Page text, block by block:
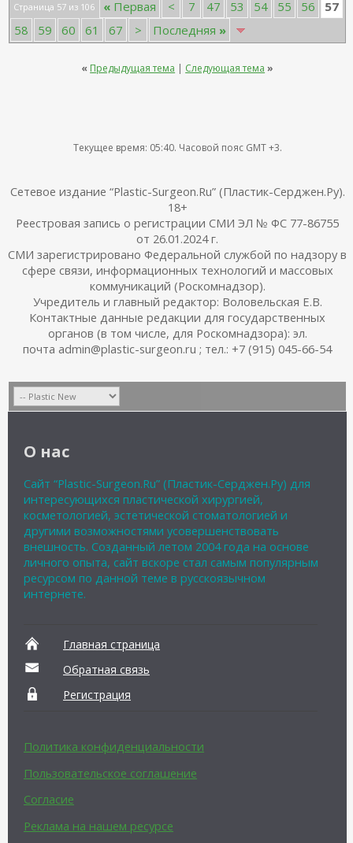
Страница 57 из 106 « Первая < 7 47 53 54 55 56
57
58
59 60 61 67 > Последняя »
« Предыдущая тема | Следующая тема »
Текущее время: 05:40. Часовой пояс GMT +3.
Сетевое издание “Plastic-Surgeon.Ru” (Пластик-Серджен.Ру).
18+
Реестровая запись о регистрации СМИ ЭЛ № ФС 77-86755
от 26.01.2024 г.
СМИ зарегистрировано Федеральной службой по надзору в
сфере связи, информационных технологий и массовых
коммуникаций (Роскомнадзор).
Учредитель и главный редактор: Воловельская Е.В.
Контактные данные редакции для государственных
органов (в том числе, для Роскомнадзора): эл.
почта admin@plastic-surgeon.ru ; тел.: +7 (915) 045-66-54
О нас
Сайт “Plastic-Surgeon.Ru” (Пластик-Серджен.Ру) для
интересующихся пластической хирургией,
косметологией, эстетической стоматологией и
другими возможностями усовершенствовать
внешность. Созданный летом 2004 года на основе
личного опыта, сайт вскоре стал самым популярным
ресурсом по данной теме в русскоязычном
интернете.
Главная страница
Обратная связь
Регистрация
Политика конфиденциальности
Пользовательское соглашение
Согласие
Реклама на нашем ресурсе